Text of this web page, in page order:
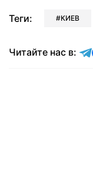
Теги: КИЕВ
Читайте нас в: